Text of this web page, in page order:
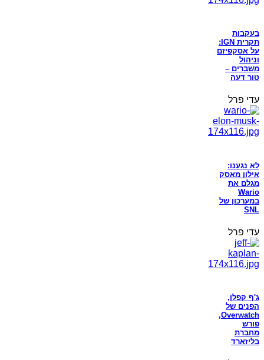
בעקבות
תקרית IGN:
על אסקפיזם
וניהול
משברים –
טור דעה
עדי פרל
לא נגענו:
אילון מאסק
מגלם את
Wario
במערכון של
SNL
עדי פרל
ג'ף קפלן,
הפנים של
Overwatch,
פורש
מחברת
בליזארד